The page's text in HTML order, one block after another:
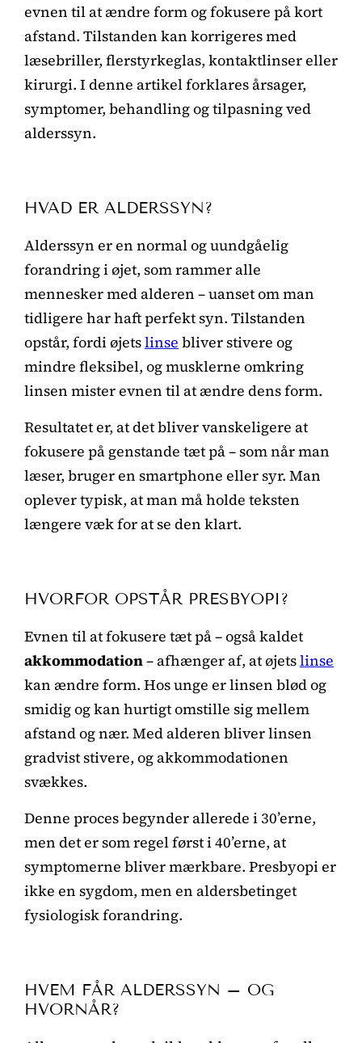
evnen til at ændre form og fokusere på kort
afstand. Tilstanden kan korrigeres med
læsebriller, flerstyrkeglas, kontaktlinser eller
kirurgi. I denne artikel forklares årsager,
symptomer, behandling og tilpasning ved
alderssyn.
HVAD ER ALDERSSYN?
Alderssyn er en normal og uundgåelig
forandring i øjet, som rammer alle
mennesker med alderen – uanset om man
tidligere har haft perfekt syn. Tilstanden
opstår, fordi øjetslinse bliver stivere og
mindre fleksibel, og musklerne omkring
linsen mister evnen til at ændre dens form.
Resultatet er, at det bliver vanskeligere at
fokusere på genstande tæt på – som når man
læser, bruger en smartphone eller syr. Man
oplever typisk, at man må holde teksten
længere væk for at se den klart.
HVORFOR OPSTÅR PRESBYOPI?
Evnen til at fokusere tæt på – også kaldet
akkommodation– afhænger af, at øjetslinse
kan ændre form. Hos unge er linsen blød og
smidig og kan hurtigt omstille sig mellem
afstand og nær. Med alderen bliver linsen
gradvist stivere, og akkommodationen
svækkes.
Denne proces begynder allerede i 30’erne,
men det er som regel først i 40’erne, at
symptomerne bliver mærkbare. Presbyopi er
ikke en sygdom, men en aldersbetinget
fysiologisk forandring.
HVEM FÅR ALDERSSYN – OG
HVORNÅR?